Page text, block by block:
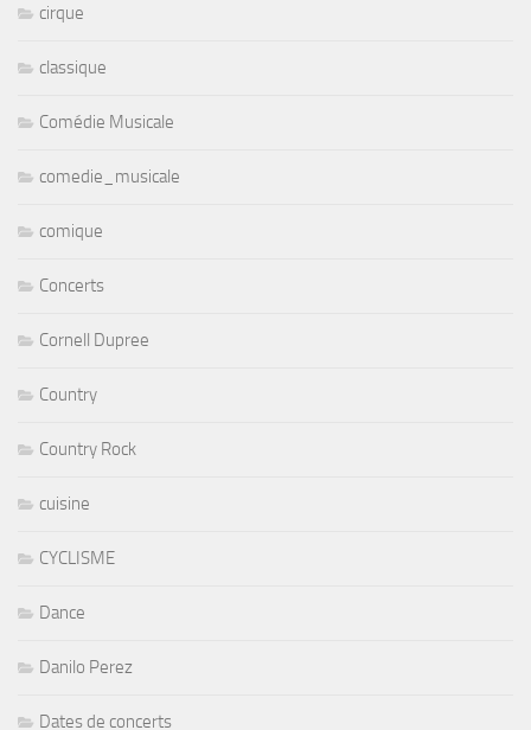
cirque
classique
Comédie Musicale
comedie_musicale
comique
Concerts
Cornell Dupree
Country
Country Rock
cuisine
CYCLISME
Dance
Danilo Perez
Dates de concerts